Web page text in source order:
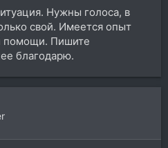
Нужны голоса, в
свой. Имеется опыт
помощи. Пишите
благодарю.